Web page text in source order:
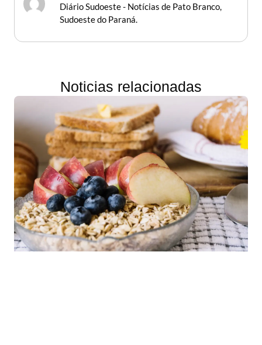
Diário Sudoeste - Notícias de Pato Branco,
Sudoeste do Paraná.
Noticias relacionadas